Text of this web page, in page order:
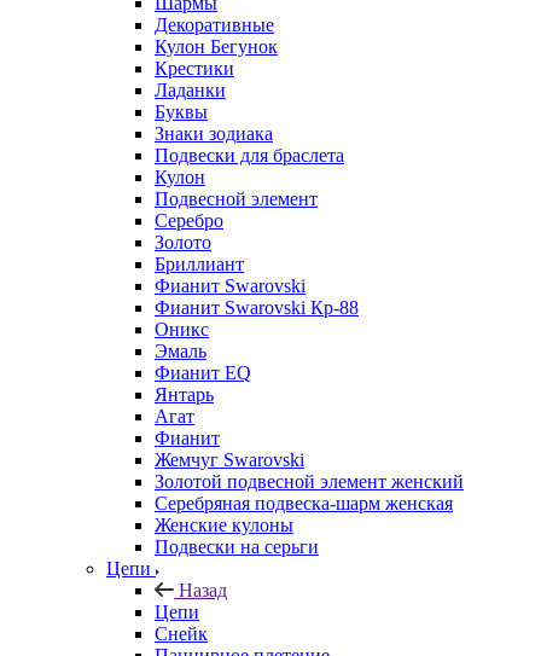
Декоративные
Кулон Бегунок
Крестики
Ладанки
Буквы
Знаки зодиака
Подвески для браслета
Кулон
Подвесной элемент
Серебро
Золото
Бриллиант
Фианит Swarovski
Фианит Swarovski Кр-88
Оникс
Эмаль
Фианит EQ
Янтарь
Агат
Фианит
Жемчуг Swarovski
Золотой подвесной элемент женcкий
Серебряная подвеска-шарм женская
Женские кулоны
Подвески на серьги
Цепи
Назад
Цепи
Снейк